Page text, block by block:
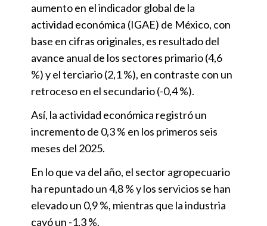
aumento en el indicador global de la
actividad económica (IGAE) de México, con
base en cifras originales, es resultado del
avance anual de los sectores primario (4,6
%) y el terciario (2,1 %), en contraste con un
retroceso en el secundario (-0,4 %).
Así, la actividad económica registró un
incremento de 0,3 % en los primeros seis
meses del 2025.
En lo que va del año, el sector agropecuario
ha repuntado un 4,8 % y los servicios se han
elevado un 0,9 %, mientras que la industria
cayó un -1,3 %.